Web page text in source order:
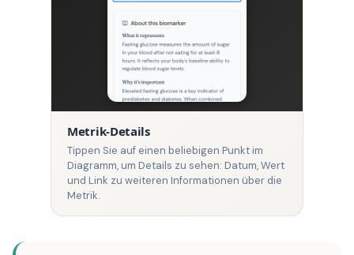
Metrik-Details
Tippen Sie auf einen beliebigen Punkt im
Diagramm, um Details zu sehen: Datum, Wert
und Link zu weiteren Informationen über die
Metrik.